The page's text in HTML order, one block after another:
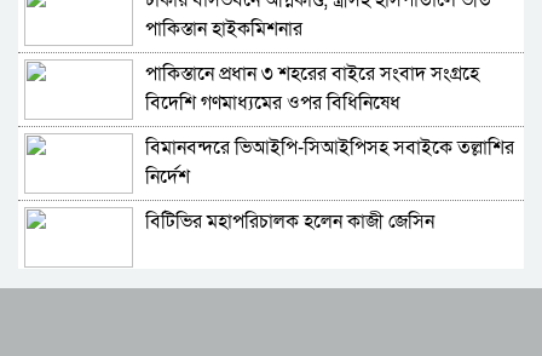
মৌলভীবাজারে যথাযোগ্য মর্যাদায় পালিত জুলাই
গণঅভ্যুত্থান দিবস
কুষ্টিয়ায় নানা আয়োজনে জুলাই গণঅভ্যুত্থান দিবস
পালিত
বহিরাগতদের নিয়ে র‍্যালি করার অভিযোগকে কেন্দ্র
করে বরিশাল বিশ্ববিদ্যালয়ে ছাত্রদল-শিবির সংঘর্ষ,
আহত ১০
বেগম রোকেয়া বিশ্ববিদ্যালয়ে ছাত্রদল-শিবির সংঘর্ষ,
পাকিস্তান হাইকমিশনার
পাকিস্তানে প্রধান ৩ শহরের বাইরে সংবাদ সংগ্রহে
বিদেশি গণমাধ্যমের ওপর বিধিনিষেধ
বিমানবন্দরে ভিআইপি-সিআইপিসহ সবাইকে তল্লাশির
নির্দেশ
বিটিভির মহাপরিচালক হলেন কাজী জেসিন
র‍্যাব বিলুপ্ত করে আনা হচ্ছে নতুন বাহিনী